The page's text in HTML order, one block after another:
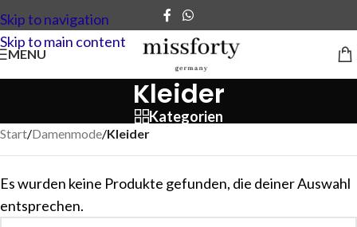
Skip to navigation
Skip to main content
MENU
Kleider
Kategorien
Start/Damenmode/Kleider
Es wurden keine Produkte gefunden, die deiner Auswahl
entsprechen.